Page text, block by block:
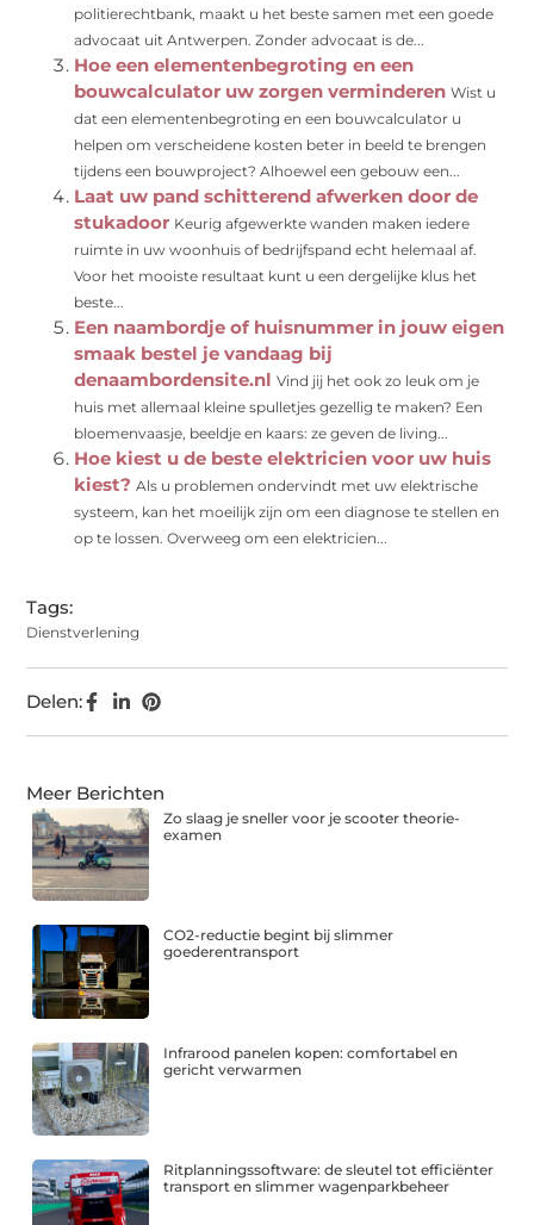
politierechtbank, maakt u het beste samen met een goede
advocaat uit Antwerpen. Zonder advocaat is de...
Hoe een elementenbegroting en een
bouwcalculator uw zorgen verminderen Wist u
dat een elementenbegroting en een bouwcalculator u
helpen om verscheidene kosten beter in beeld te brengen
tijdens een bouwproject? Alhoewel een gebouw een...
Laat uw pand schitterend afwerken door de
stukadoor Keurig afgewerkte wanden maken iedere
ruimte in uw woonhuis of bedrijfspand echt helemaal af.
Voor het mooiste resultaat kunt u een dergelijke klus het
beste...
Een naambordje of huisnummer in jouw eigen
smaak bestel je vandaag bij
denaambordensite.nl Vind jij het ook zo leuk om je
huis met allemaal kleine spulletjes gezellig te maken? Een
bloemenvaasje, beeldje en kaars: ze geven de living...
Hoe kiest u de beste elektricien voor uw huis
kiest? Als u problemen ondervindt met uw elektrische
systeem, kan het moeilijk zijn om een ​​diagnose te stellen en
op te lossen. Overweeg om een ​​elektricien...
Tags:
Dienstverlening
Delen:
Meer Berichten
Zo slaag je sneller voor je scooter theorie-
examen
CO2-reductie begint bij slimmer
goederentransport
Infrarood panelen kopen: comfortabel en
gericht verwarmen
Ritplanningssoftware: de sleutel tot efficiënter
transport en slimmer wagenparkbeheer